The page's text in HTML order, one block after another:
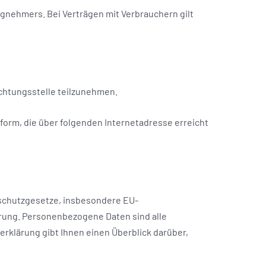
Bei Verträgen mit Verbrauchern gilt
teilzunehmen.
die über folgenden Internetadresse erreicht
insbesondere EU-
Personenbezogene Daten sind alle
gibt Ihnen einen Überblick darüber,